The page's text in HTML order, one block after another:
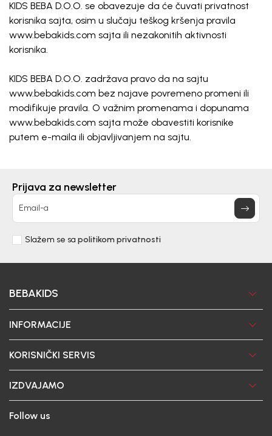
KIDS BEBA D.O.O. se obavezuje da će čuvati privatnost
korisnika sajta, osim u slučaju teškog kršenja pravila
www.bebakids.com sajta ili nezakonitih aktivnosti
korisnika.
KIDS BEBA D.O.O. zadržava pravo da na sajtu
www.bebakids.com bez najave povremeno promeni ili
modifikuje pravila. O važnim promenama i dopunama
www.bebakids.com sajta može obavestiti korisnike
putem e-maila ili objavljivanjem na sajtu.
Prijava za newsletter
Email-a
Slažem se sa politikom privatnosti
BEBAKIDS
INFORMACIJE
KORISNIČKI SERVIS
IZDVAJAMO
Follow us